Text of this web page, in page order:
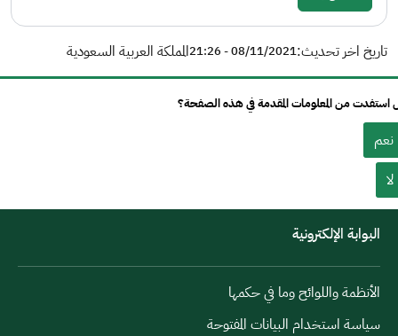
تاريخ اخر تحديث:08/11/2021 - 21:26 المملكة العربية السعودية
استفدت من المعلومات المقدمة في هذه الصفحة؟
نعم
لا
البوابة الإلكترونية
الأنظمة واللوائح وما في حكمها
سياسة استخدام البيانات المفتوحة